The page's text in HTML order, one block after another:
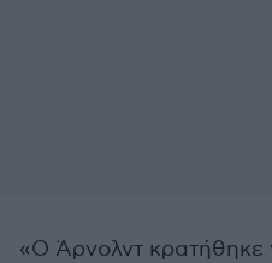
«Ο Άρνολντ κρατήθηκε